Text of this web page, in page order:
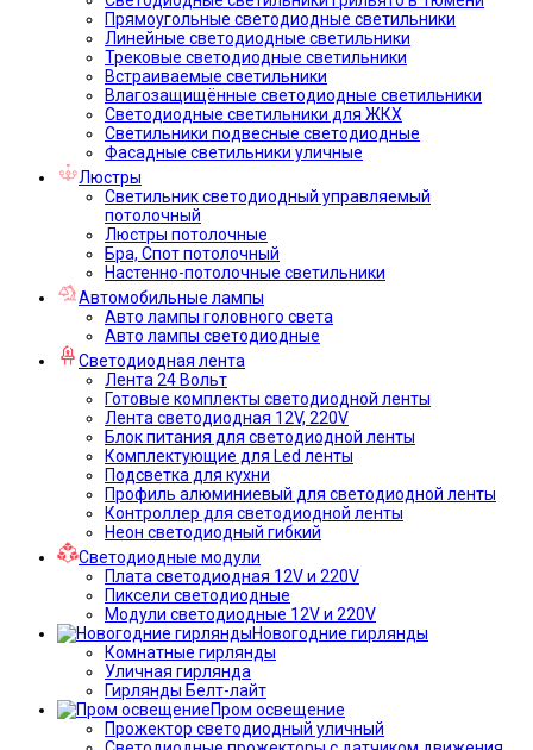
Прямоугольные светодиодные светильники
Линейные светодиодные светильники
Трековые светодиодные светильники
Встраиваемые светильники
Влагозащищённые светодиодные светильники
Светодиодные светильники для ЖКХ
Светильники подвесные светодиодные
Фасадные светильники уличные
Люстры
Светильник светодиодный управляемый
потолочный
Люстры потолочные
Бра, Спот потолочный
Настенно-потолочные светильники
Автомобильные лампы
Авто лампы головного света
Авто лампы светодиодные
Светодиодная лента
Лента 24 Вольт
Готовые комплекты светодиодной ленты
Лента светодиодная 12V, 220V
Блок питания для светодиодной ленты
Комплектующие для Led ленты
Подсветка для кухни
Профиль алюминиевый для светодиодной ленты
Контроллер для светодиодной ленты
Неон светодиодный гибкий
Светодиодные модули
Плата светодиодная 12V и 220V
Пиксели светодиодные
Модули светодиодные 12V и 220V
Новогодние гирлянды
Комнатные гирлянды
Уличная гирлянда
Гирлянды Белт-лайт
Пром освещение
Прожектор светодиодный уличный